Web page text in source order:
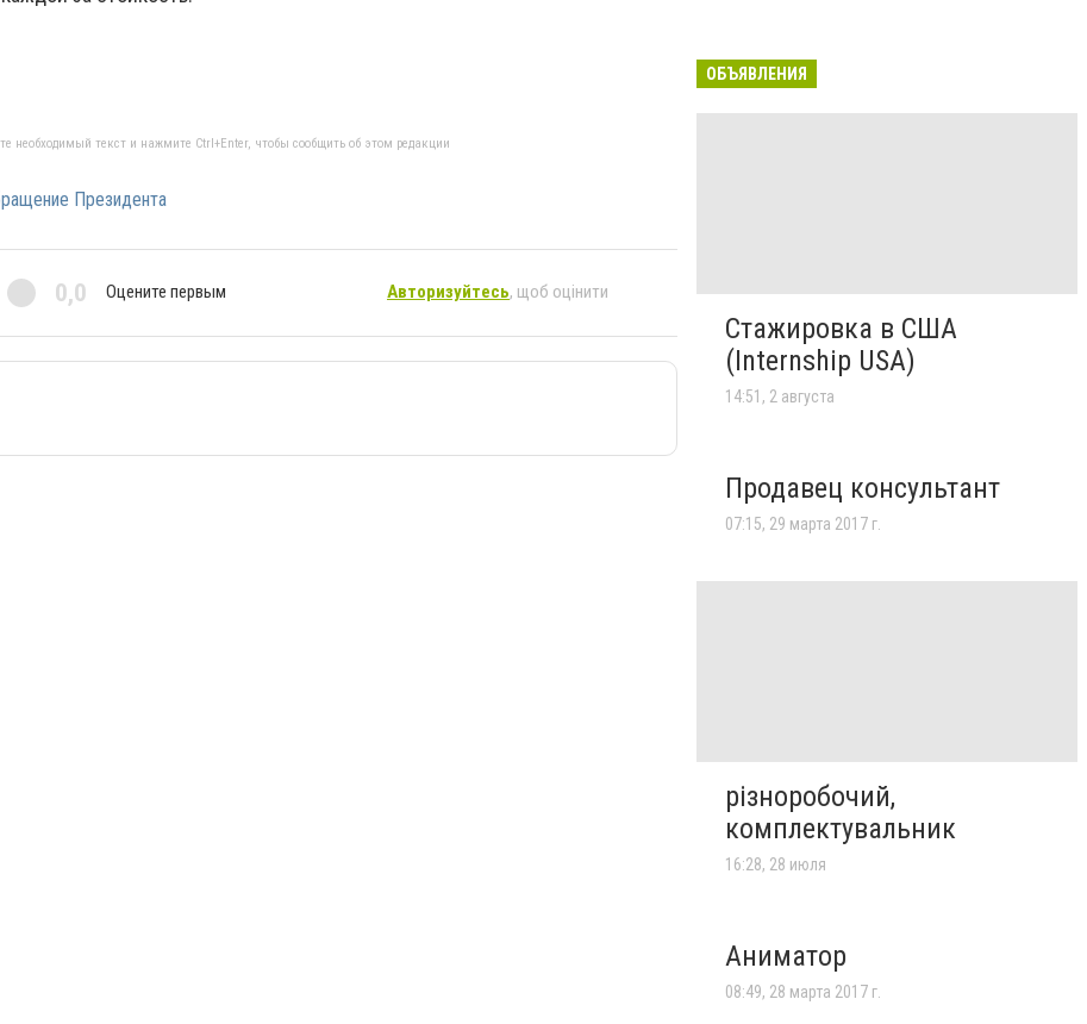
необходимый текст и нажмите Ctrl+Enter, чтобы сообщить об этом редакции
Президента
0,0 Оцените первым Авторизуйтесь, щоб оцінити
ОБЪЯВЛЕНИЯ
Стажировка в США
(Internship USA)
14:51, 2 августа
Продавец консультант
07:15, 29 марта 2017 г.
різноробочий,
комплектувальник
16:28, 28 июля
Аниматор
08:49, 28 марта 2017 г.